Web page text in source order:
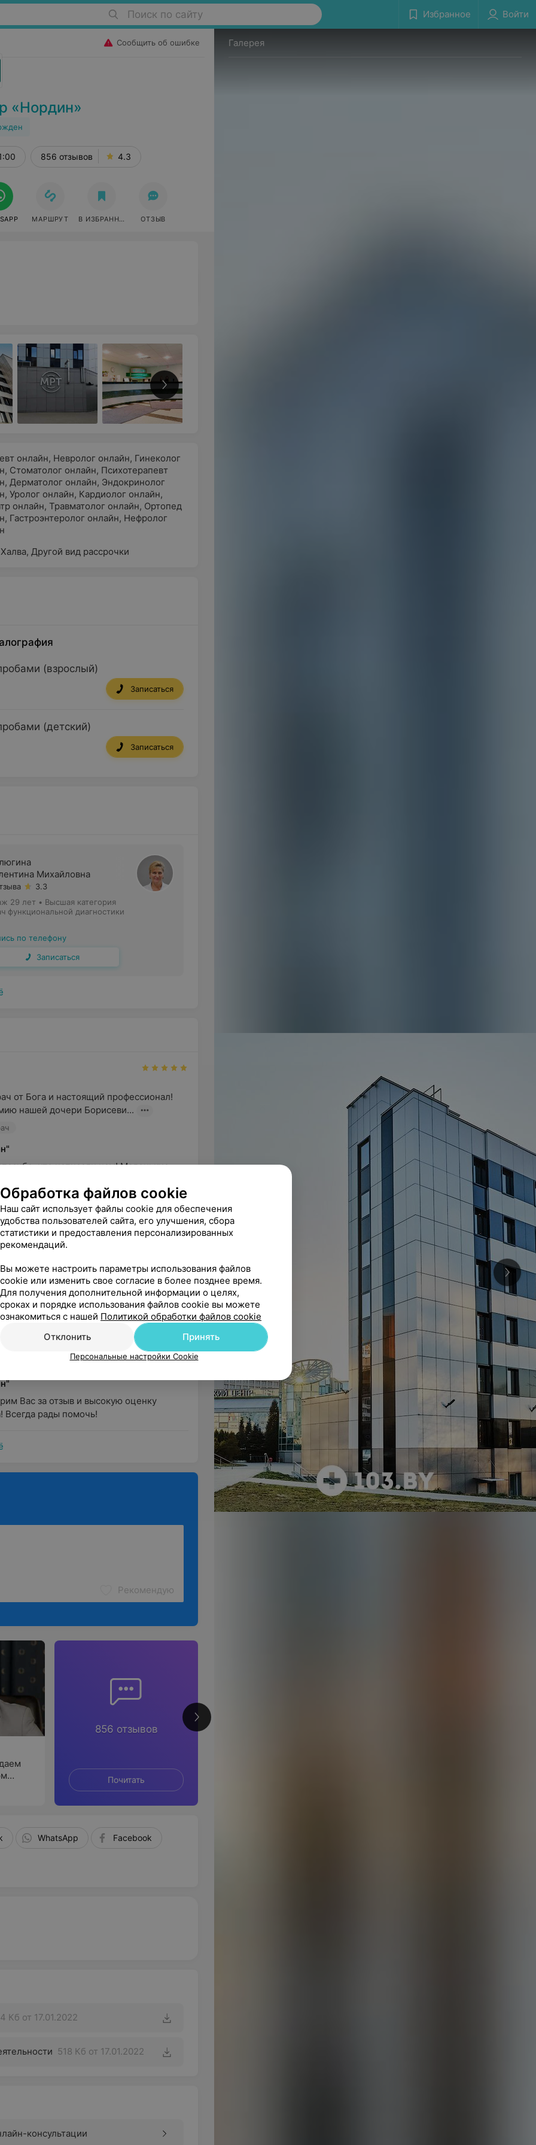
Поиск по сайту Избранное Войти
Сообщить об ошибке
«Нордин»
856 отзывов 4.3
МАРШРУТ В ИЗБРАННОЕ ОТЗЫВ
онлайн, Невролог онлайн, Гинеколог
, Стоматолог онлайн, Психотерапевт
,Дерматолог онлайн, Эндокринолог
,Уролог онлайн, Кардиолог онлайн,
онлайн,Травматолог онлайн, Ортопед
, Гастроэнтеролог онлайн, Нефролог
,Другой вид рассрочки
(взрослый)
Записаться
(детский)
Записаться
Михайловна
3.3
29 лет • Высшая категория
функциональной диагностики
по телефону
Записаться
от Бога и настоящий профессионал!
нашей дочери Борисеви...
что написали нам! Маленькие
центра. Нам важно, чтобы он...
иммунолога Рубан Анну
доктор. Помогла разо...
дело и работает по честному,
Вас за отзыв и высокую оценку
Всегда рады помочь!
Рекомендую
856 отзывов
Почитать
WhatsApp Facebook
Кб от 17.01.2022
518 Кб от 17.01.2022
консультации
Галерея
Обработка файлов cookie
Наш сайт использует файлы cookie для обеспечения
удобства пользователей сайта, его улучшения, сбора
статистики и предоставления персонализированных
рекомендаций.
Вы можете настроить параметры использования файлов
cookie или изменить свое согласие в более позднее время.
Для получения дополнительной информации о целях,
сроках и порядке использования файлов cookie вы можете
ознакомиться с нашей Политикой обработки файлов cookie
Отклонить
Принять
Персональные настройки Cookie